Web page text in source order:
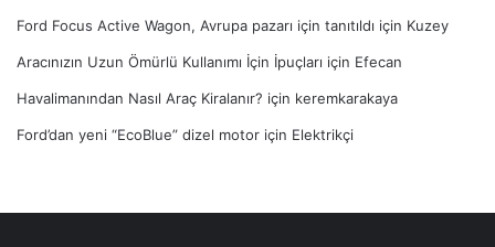
Ford Focus Active Wagon, Avrupa pazarı için tanıtıldı için Kuzey
Aracınızın Uzun Ömürlü Kullanımı İçin İpuçları için Efecan
Havalimanından Nasıl Araç Kiralanır? için keremkarakaya
Ford’dan yeni “EcoBlue” dizel motor için Elektrikçi